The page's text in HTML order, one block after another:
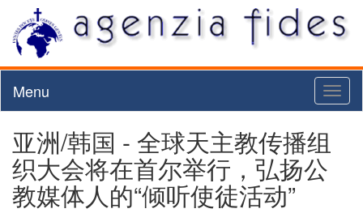
Menu
亚洲/韩国 - 全球天主教传播组
织大会将在首尔举行，弘扬公
教媒体人的“倾听使徒活动”